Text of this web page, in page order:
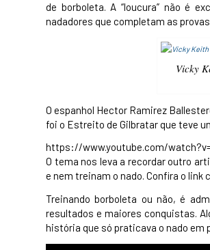
de borboleta. A “loucura” não é
nadadores que completam as
Vicky
O espanhol Hector Ramirez
foi o Estreito de Gilbratar que teve
https://www.youtube.com/
O tema nos leva a recordar outro
e nem treinam o nado. Confira o link
Treinando borboleta ou não, é
resultados e maiores conquistas.
história que só praticava o nado em